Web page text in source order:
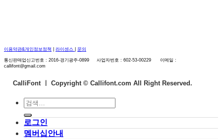
이용약관&개인정보정책 라이센스 문의
통신판매업신고번호 : 2016-경기광주-0899 사업자번호 : 602-53-00229 이메일 :
callifont@gmail.com
CalliFont ㅣ Copyright © Callifont.com All Right Reserved.
검
색:
로그인
멤버십안내